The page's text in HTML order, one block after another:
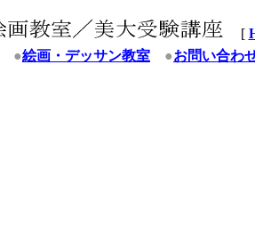
[
●絵画・デッサン教室 ●お問い合わ